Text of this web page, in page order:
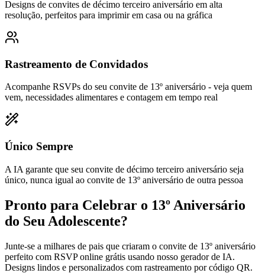
Designs de convites de décimo terceiro aniversário em alta
resolução, perfeitos para imprimir em casa ou na gráfica
Rastreamento de Convidados
Acompanhe RSVPs do seu convite de 13º aniversário - veja quem
vem, necessidades alimentares e contagem em tempo real
Único Sempre
A IA garante que seu convite de décimo terceiro aniversário seja
único, nunca igual ao convite de 13º aniversário de outra pessoa
Pronto para Celebrar o 13º Aniversário
do Seu Adolescente?
Junte-se a milhares de pais que criaram o convite de 13º aniversário
perfeito com RSVP online grátis usando nosso gerador de IA.
Designs lindos e personalizados com rastreamento por código QR.